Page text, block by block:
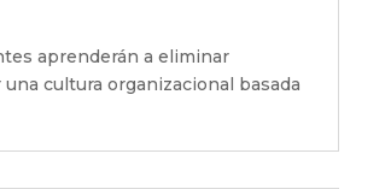
aprenderán a eliminar
cultura organizacional basada